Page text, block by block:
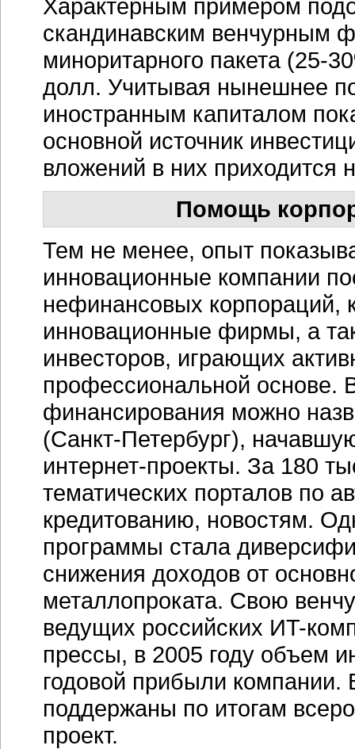
Характерным примером
скандинавским венчурным
миноритарного пакета (25-
долл. Учитывая нынешнее
иностранным капиталом
основной источник
вложений в них приходится
Помощь
Тем не менее, опыт
инновационные компании
нефинансовых
инновационные фирмы, а
инвесторов, играющих
профессиональной основе.
финансирования можно
(Санкт-Петербург),
интернет-проекты. За 180
тематических порталов по
кредитованию, новостям.
программы стала
снижения доходов от
металлопроката. Свою
ведущих российских ИT-
прессы, в 2005 году объем
годовой прибыли компании.
поддержаны по итогам
проект.